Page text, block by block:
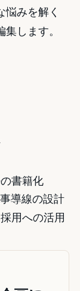
みを解く
します。
書籍化
導線の設計
用への活用